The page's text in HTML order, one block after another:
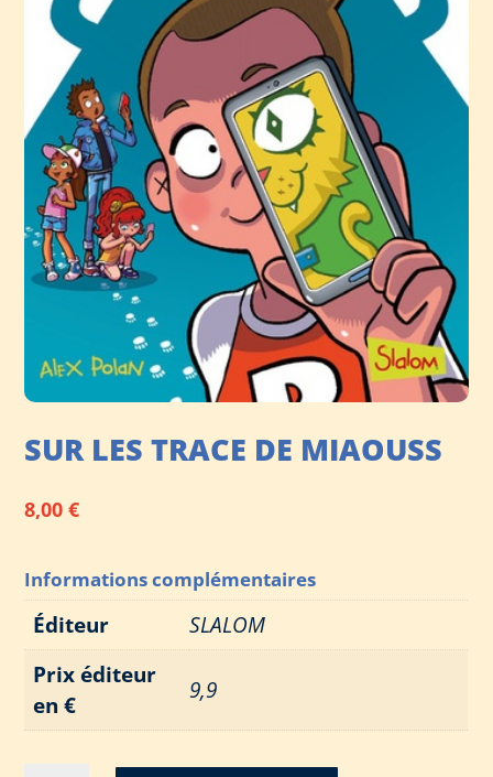
SUR LES TRACE DE MIAOUSS
8,00€
Informations complémentaires
Éditeur
SLALOM
Prix éditeur
en €
9,9